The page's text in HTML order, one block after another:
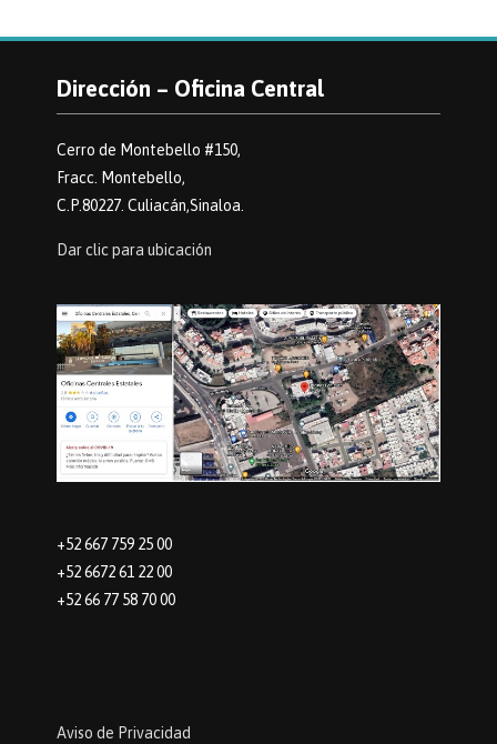
Dirección – Oficina Central
Cerro de Montebello #150,
Fracc. Montebello,
C.P.80227. Culiacán,Sinaloa.
Dar clic para ubicación
+52 667 759 25 00
+52 6672 61 22 00
+52 66 77 58 70 00
Aviso de Privacidad